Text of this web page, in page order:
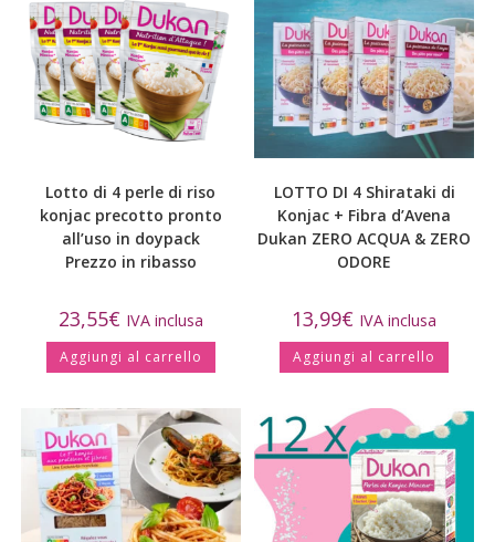
Lotto di 4 perle di riso
konjac precotto pronto
all’uso in doypack
Prezzo in ribasso
23,55€ IVA inclusa
Aggiungi al carrello
LOTTO DI 4 Shirataki di
Konjac + Fibra d’Avena
Dukan ZERO ACQUA & ZERO
ODORE
13,99€ IVA inclusa
Aggiungi al carrello